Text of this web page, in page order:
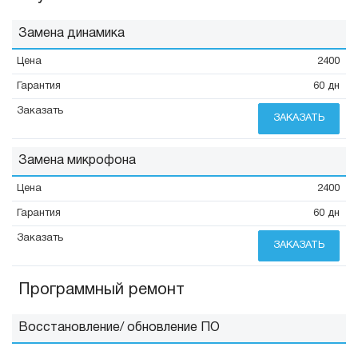
Замена динамика
2400
60 дн
ЗАКАЗАТЬ
Замена микрофона
2400
60 дн
ЗАКАЗАТЬ
Программный ремонт
Восстановление/ обновление ПО